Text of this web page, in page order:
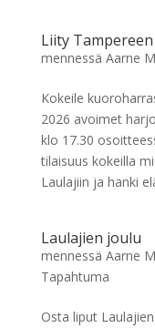
Liity
mennessä Aarne
Kokeile
2026 avoimet
klo 17.30
tilaisuus kokeilla
Laulajiin ja hanki
Laulajien joulu
mennessä Aarne
Tapahtuma
Osta liput